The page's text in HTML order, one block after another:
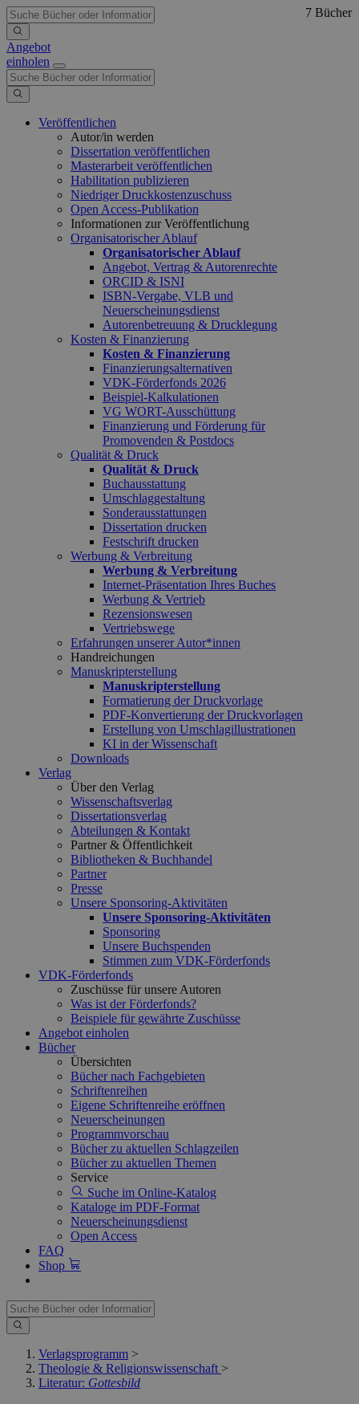
Angebot
einholen
Veröffentlichen
Autor/in werden
Dissertation veröffentlichen
Masterarbeit veröffentlichen
Habilitation publizieren
Niedriger Druckkostenzuschuss
Open Access-Publikation
Informationen zur Veröffentlichung
Organisatorischer Ablauf
Organisatorischer Ablauf
Angebot, Vertrag & Autorenrechte
ORCID & ISNI
ISBN-Vergabe, VLB und
Neuerscheinungsdienst
Autorenbetreuung & Drucklegung
Kosten & Finanzierung
Kosten & Finanzierung
Finanzierungsalternativen
VDK-Förderfonds 2026
Beispiel-Kalkulationen
VG WORT-Ausschüttung
Finanzierung und Förderung für
Promovenden & Postdocs
Qualität & Druck
Qualität & Druck
Buchausstattung
Umschlaggestaltung
Sonderausstattungen
Dissertation drucken
Festschrift drucken
Werbung & Verbreitung
Werbung & Verbreitung
Internet-Präsentation Ihres Buches
Werbung & Vertrieb
Rezensionswesen
Vertriebswege
Erfahrungen unserer Autor*innen
Handreichungen
Manuskripterstellung
Manuskripterstellung
Formatierung der Druckvorlage
PDF-Konvertierung der Druckvorlagen
Erstellung von Umschlagillustrationen
KI in der Wissenschaft
Downloads
Verlag
Über den Verlag
Wissenschaftsverlag
Dissertationsverlag
Abteilungen & Kontakt
Partner & Öffentlichkeit
Bibliotheken & Buchhandel
Partner
Presse
Unsere Sponsoring-Aktivitäten
Unsere Sponsoring-Aktivitäten
Sponsoring
Unsere Buchspenden
Stimmen zum VDK-Förderfonds
VDK-Förderfonds
Zuschüsse für unsere Autoren
Was ist der Förderfonds?
Beispiele für gewährte Zuschüsse
Angebot einholen
Bücher
Übersichten
Bücher nach Fachgebieten
Schriftenreihen
Eigene Schriftenreihe eröffnen
Neuerscheinungen
Programmvorschau
Bücher zu aktuellen Schlagzeilen
Bücher zu aktuellen Themen
Service
Suche im Online-Katalog
Kataloge im PDF-Format
Neuerscheinungsdienst
Open Access
FAQ
Shop
Verlagsprogramm >
Theologie & Religionswissenschaft >
Literatur: Gottesbild
7 Bücher